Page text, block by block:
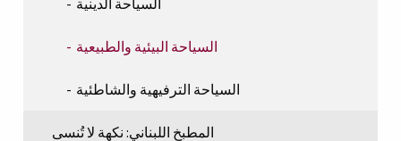
السياحة البيئية والطبيعية
السياحة الترفيهية والشاطئية
المطبخ اللبناني: نكهة لا تُنسى